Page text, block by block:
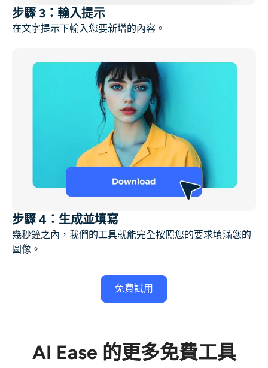
步驟 3：輸入提示
在文字提示下輸入您要新增的內容。
步驟 4：生成並填寫
幾秒鐘之內，我們的工具就能完全按照您的要求填滿您的
圖像。
免費試用
AI Ease 的更多免費工具